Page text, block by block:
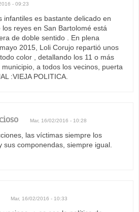
- 09:23
infantiles es bastante delicado en
reyes en San Bartolomé está
de doble sentido . En plena
2015, Loli Corujo repartió unos
color , detallando los 11 o más
a todos los vecinos, puerta
:VIEJA POLITICA.
Mar, 16/02/2016 - 10:28
las víctimas siempre los
sus componendas, siempre igual.
Mar, 16/02/2016 - 10:33